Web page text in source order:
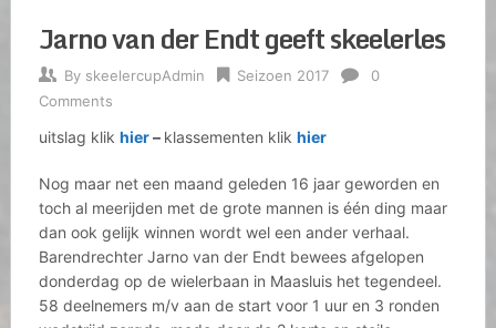
Jarno van der Endt geeft skeelerles
By skeelercupAdmin Seizoen 2017
0
Comments
uitslag klik hier– klassementen klik hier
Nog maar net een maand geleden 16 jaar geworden en
toch al meerijden met de grote mannen is één ding maar
dan ook gelijk winnen wordt wel een ander verhaal.
Barendrechter Jarno van der Endt bewees afgelopen
donderdag op de wielerbaan in Maasluis het tegendeel.
58 deelnemers m/v aan de start voor 1 uur en 3 ronden